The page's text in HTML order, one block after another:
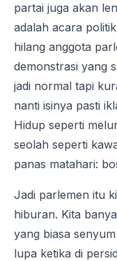
partai juga akan
adalah acara
hilang anggota
demonstrasi yang
jadi normal tapi
nanti isinya pasti
Hidup seperti
seolah seperti
panas matahari:
Jadi parlemen itu
hiburan. Kita
yang biasa
lupa ketika di